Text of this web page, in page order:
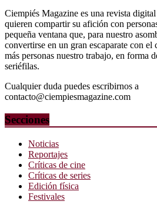
Ciempiés Magazine es una revista
quieren compartir su afición con
pequeña ventana que, para nuestro
convertirse en un gran escaparate con el
más personas nuestro trabajo, en forma
seriéfilas.
Cualquier duda puedes escribirnos a
contacto@ciempiesmagazine.com
Secciones
Noticias
Reportajes
Críticas de cine
Críticas de series
Edición física
Festivales